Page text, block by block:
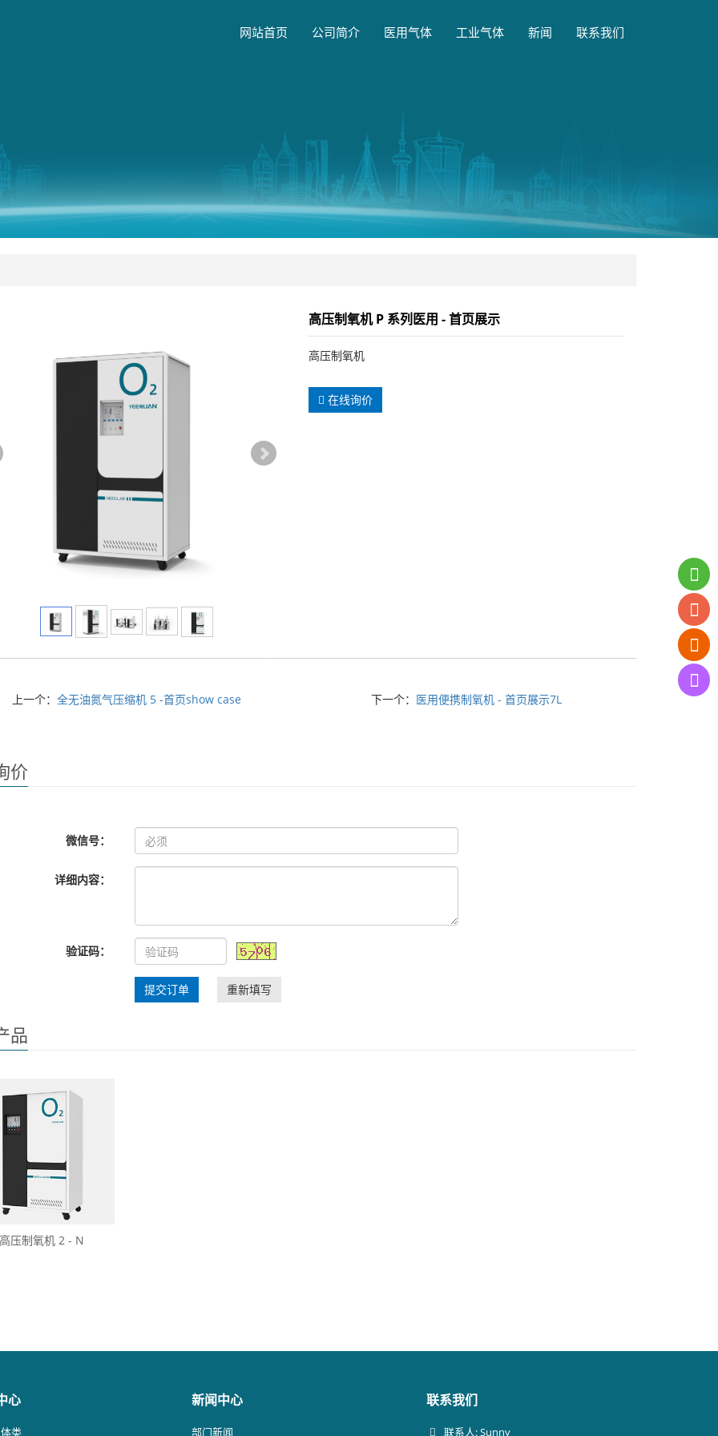
网站首页 公司简介 医用气体 工业气体 新闻 联系我们
高压制氧机 P 系列医用 - 首页展示
高压制氧机
在线询价
上一个：全无油氮气压缩机 5 -首页show case 下一个： 医用便携制氧机 - 首页展示7L
价
微信号：
详细内容：
验证码：
提交订单 重新填写
品
高压制氧机 2 - N
心
类
新闻中心
部门新闻
联系我们
联系人: Sunny